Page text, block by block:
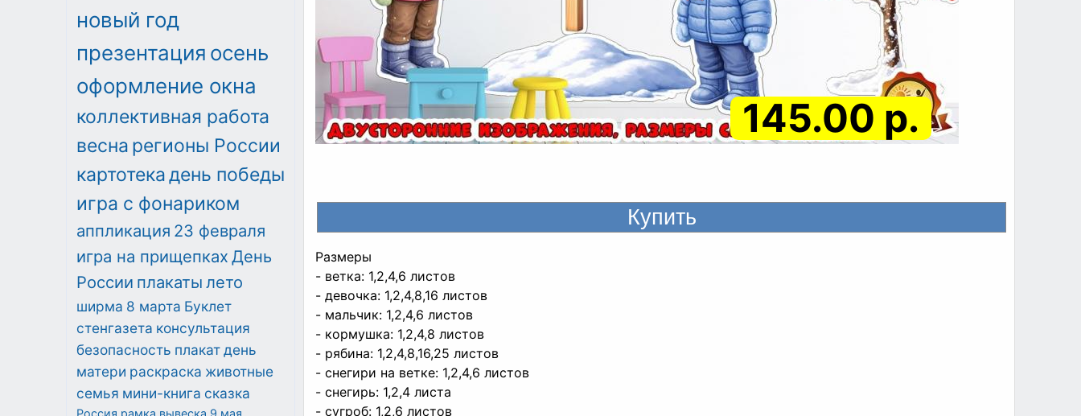
145.00 р.
Размеры
- ветка: 1,2,4,6 листов
- девочка: 1,2,4,8,16 листов
- мальчик: 1,2,4,6 листов
- кормушка: 1,2,4,8 листов
- рябина: 1,2,4,8,16,25 листов
- снегири на ветке: 1,2,4,6 листов
- снегирь: 1,2,4 листа
- сугроб: 1,2,6 листов
новый год
презентация осень
оформление окна
коллективная работа
весна регионы России
картотекадень победы
игра с фонариком
аппликация 23 февраля
игра на прищепках День
России плакаты лето
ширма 8 марта Буклет
стенгазета консультация
безопасность плакатдень
матери раскраска животные
семья мини-книга сказка
Россия рамка вывеска 9 мая